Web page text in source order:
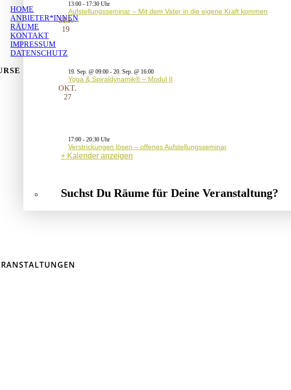
13:00 - 17:30
Aufstellungsseminar – Mit dem Vater in die eigene Kraft kommen
SEP.
19
19. Sep. @ 09:00 - 20. Sep. @ 16:00
Yoga & Spiraldynamik® – Modul II
OKT.
27
17:00 - 20:30
Verstrickungen lösen – offenes Aufstellungsseminar
Kalender anzeigen
Suchst Du Räume für Deine Veranstaltung?
HOME
ANBIETER*INNEN
RÄUME
KONTAKT
IMPRESSUM
DATENSCHUTZ